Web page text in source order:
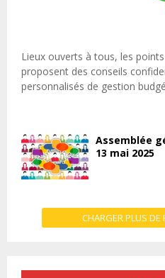
Lieux ouverts à tous, les
proposent des conseils
personnalisés de gestion
Assemblée
13 mai 2025
CHARGER PLUS DE